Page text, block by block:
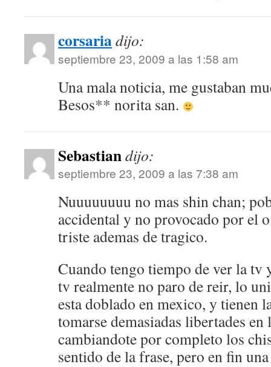
corsariadijo:
septiembre 23, 2009 a las 1:58 am
Una mala noticia, me gustaban
Besos** norita san.
Sebastiandijo:
septiembre 23, 2009 a las 7:38 am
Nuuuuuuuu no mas shin chan;
accidental y no provocado por el
triste ademas de tragico.
Cuando tengo tiempo de ver la tv
tv realmente no paro de reir, lo
esta doblado en mexico, y tienen
tomarse demasiadas libertades en
cambiandote por completo los
sentido de la frase, pero en fin